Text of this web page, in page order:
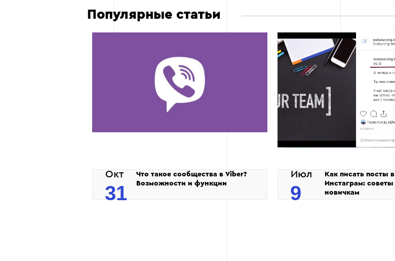
Популярные статьи
Окт
31
Что такое сообщества в Viber?
Возможности и функции
Июл
9
Как писать посты в
Инстаграм: советы
новичкам